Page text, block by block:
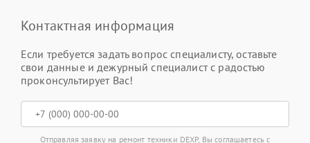
Контактная информация
Если требуется задать вопрос специалисту, оставьте
свои данные и дежурный специалист с радостью
проконсультирует Вас!
Отправляя заявку на ремонт техники DEXP, Вы соглашаетесь с